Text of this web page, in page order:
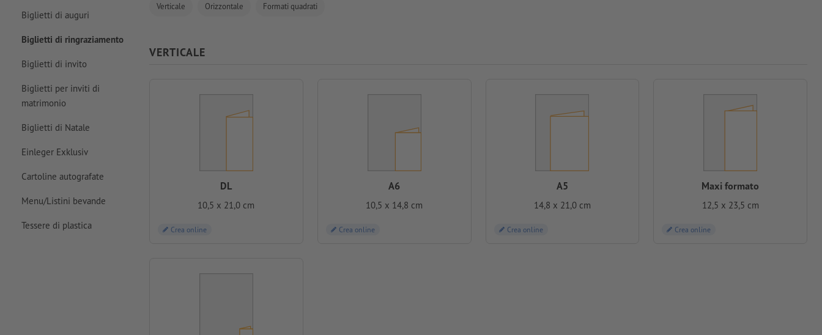
Biglietti di auguri
Biglietti di ringraziamento
Biglietti di invito
Biglietti per inviti di
matrimonio
Biglietti di Natale
Einleger Exklusiv
Cartoline autografate
Menu/Listini bevande
Tessere di plastica
Verticale Orizzontale Formati quadrati
VERTICALE
DL
10,5 x 21,0 cm
Crea online
A6
10,5 x 14,8 cm
Crea online
A5
14,8 x 21,0 cm
Crea online
Maxi formato
12,5 x 23,5 cm
Crea online